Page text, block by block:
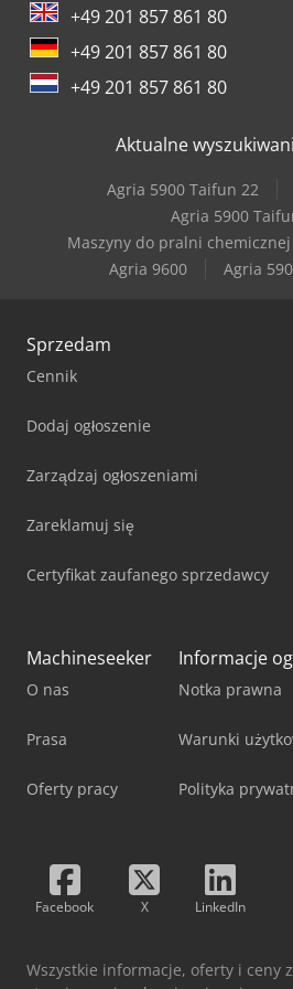
Vw T 3
Weinbrenner Tsv 6/3050
+49 201 857 861 80
+49 201 857 861 80
+49 201 857 861 80
Aktualne
Agria 5900 Taifun 22
Agria 5900
Maszyny do pralni chemicznej
Agria 9600
Agria
Sprzedam
Cennik
Dodaj ogłoszenie
Zarządzaj ogłoszeniami
Zareklamuj się
Certyfikat zaufanego sprzedawcy
Machineseeker
O nas
Prasa
Oferty pracy
Informacje
Notka prawna
Warunki
Polityka
Facebook X LinkedIn
Wszystkie informacje, oferty i ceny